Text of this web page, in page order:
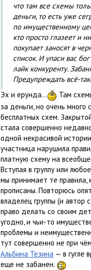
что там все схемы
деньги, то есть уже
по имущественному
кто просто глазеет и
покупает заносят в
список. И упаси вас бог
лайк конкуренту.
Предупреждать всё-
Эх и ерунда...
Там
за деньги, но очень много
бесплатных схем.
стала совершенно
одной некрасивой
участница нарушила
платную схему на
Вступая в группу или
мы принимает те правила,
прописаны. Повторюсь
владелец группы (и автор
право делать со своим
угодно, и чьи-то
проблемы и
тут совершенно не при
Альбина Тезина — в гугле
еще не забанен.